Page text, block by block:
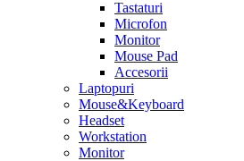
Tastaturi
Microfon
Monitor
Mouse Pad
Accesorii
Laptopuri
Mouse&Keyboard
Headset
Workstation
Monitor